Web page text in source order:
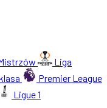
Liga
Premier League
Ligue 1